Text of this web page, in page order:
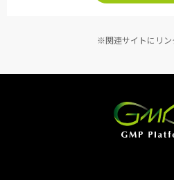
※関連サイトにリン